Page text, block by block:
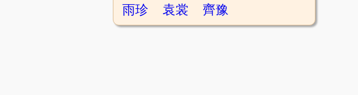
雨珍
袁裳 齊豫